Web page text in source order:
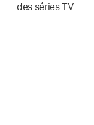
des séries TV